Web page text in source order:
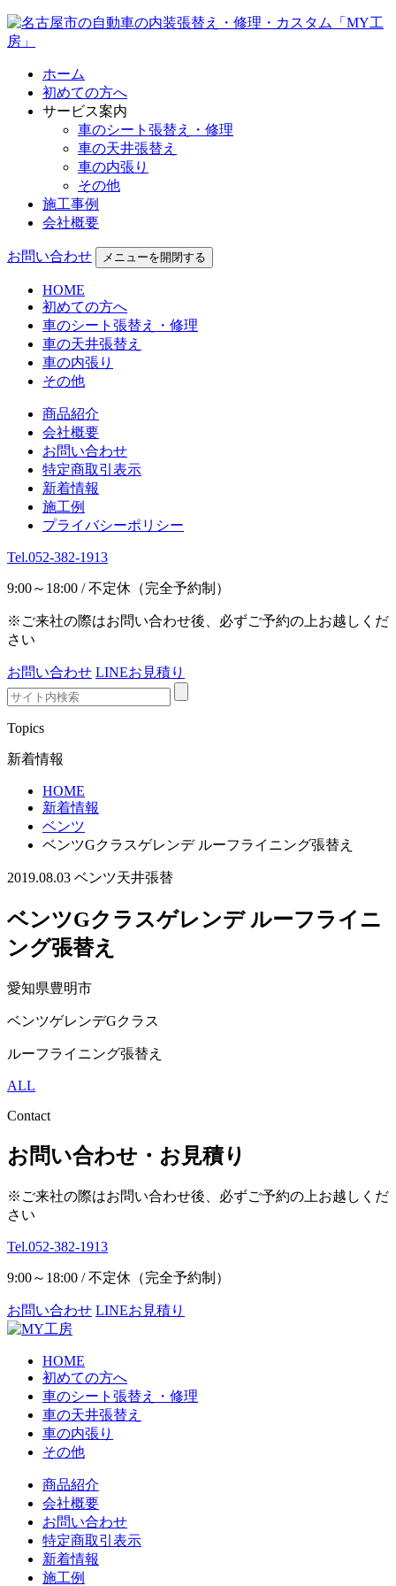
ホーム
初めての方へ
サービス案内
車のシート張替え・修理
車の天井張替え
車の内張り
その他
施工事例
会社概要
お問い合わせ メニューを開閉する
HOME
初めての方へ
車のシート張替え・修理
車の天井張替え
車の内張り
その他
商品紹介
会社概要
お問い合わせ
特定商取引表示
新着情報
施工例
プライバシーポリシー
Tel.052-382-1913
9:00～18:00 / 不定休（完全予約制）
※ご来社の際はお問い合わせ後、必ずご予約の上お越しくだ
さい
お問い合わせ LINEお見積り
Topics
新着情報
HOME
新着情報
ベンツ
ベンツGクラスゲレンデ ルーフライニング張替え
2019.08.03 ベンツ天井張替
ベンツGクラスゲレンデ ルーフライニ
ング張替え
愛知県豊明市
ベンツゲレンデGクラス
ルーフライニング張替え
ALL
Contact
お問い合わせ・お見積り
※ご来社の際はお問い合わせ後、必ずご予約の上お越しくだ
さい
Tel.052-382-1913
9:00～18:00 / 不定休（完全予約制）
お問い合わせ LINEお見積り
HOME
初めての方へ
車のシート張替え・修理
車の天井張替え
車の内張り
その他
商品紹介
会社概要
お問い合わせ
特定商取引表示
新着情報
施工例